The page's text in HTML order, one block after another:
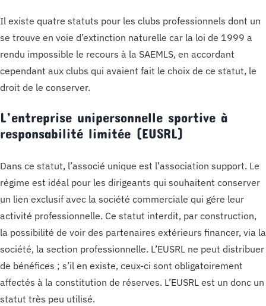
Il existe quatre statuts pour les clubs professionnels dont un
se trouve en voie d’extinction naturelle car la loi de 1999 a
rendu impossible le recours à la SAEMLS, en accordant
cependant aux clubs qui avaient fait le choix de ce statut, le
droit de le conserver.
L’entreprise unipersonnelle sportive à
responsabilité limitée (EUSRL)
Dans ce statut, l’associé unique est l’association support. Le
régime est idéal pour les dirigeants qui souhaitent conserver
un lien exclusif avec la société commerciale qui gére leur
activité professionnelle. Ce statut interdit, par construction,
la possibilité de voir des partenaires extérieurs financer, via la
société, la section professionnelle. L’EUSRL ne peut distribuer
de bénéfices ; s’il en existe, ceux-ci sont obligatoirement
affectés à la constitution de réserves. L’EUSRL est un donc un
statut très peu utilisé.